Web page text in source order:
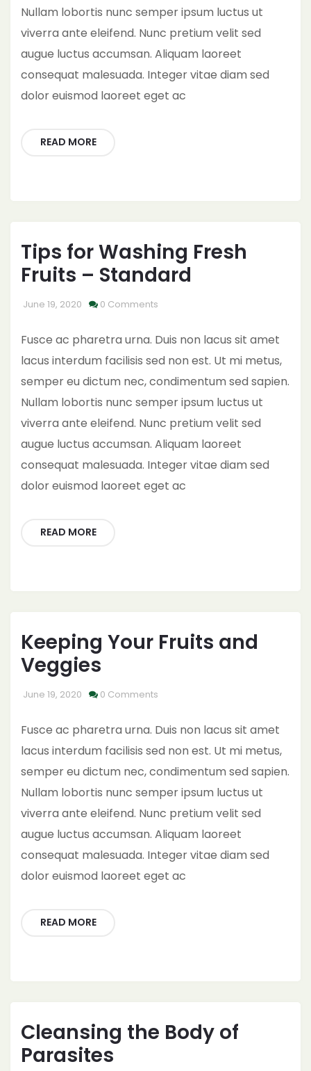
Nullam lobortis nunc semper ipsum luctus ut
viverra ante eleifend. Nunc pretium velit sed
augue luctus accumsan. Aliquam laoreet
consequat malesuada. Integer vitae diam sed
dolor euismod laoreet eget ac
READ MORE
Tips for Washing Fresh
Fruits – Standard
June 19, 2020 0 Comments
Fusce ac pharetra urna. Duis non lacus sit amet
lacus interdum facilisis sed non est. Ut mi metus,
semper eu dictum nec, condimentum sed sapien.
Nullam lobortis nunc semper ipsum luctus ut
viverra ante eleifend. Nunc pretium velit sed
augue luctus accumsan. Aliquam laoreet
consequat malesuada. Integer vitae diam sed
dolor euismod laoreet eget ac
READ MORE
Keeping Your Fruits and
Veggies
June 19, 2020 0 Comments
Fusce ac pharetra urna. Duis non lacus sit amet
lacus interdum facilisis sed non est. Ut mi metus,
semper eu dictum nec, condimentum sed sapien.
Nullam lobortis nunc semper ipsum luctus ut
viverra ante eleifend. Nunc pretium velit sed
augue luctus accumsan. Aliquam laoreet
consequat malesuada. Integer vitae diam sed
dolor euismod laoreet eget ac
READ MORE
Cleansing the Body of
Parasites